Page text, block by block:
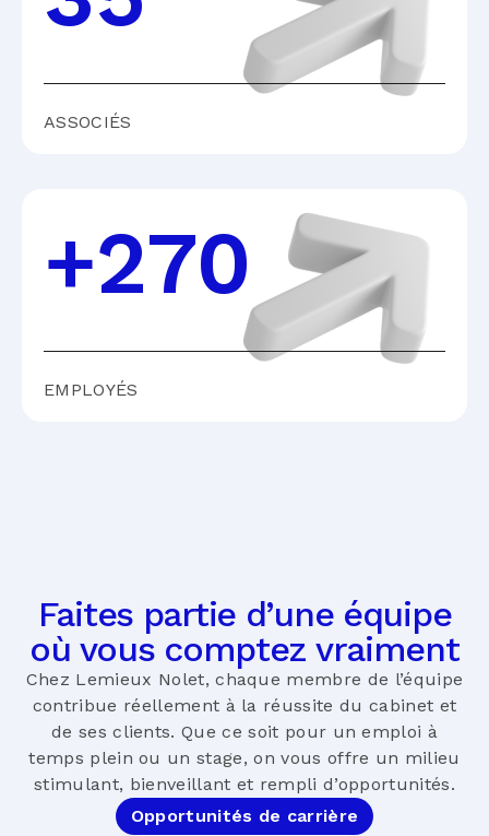
ASSOCIÉS
+270
EMPLOYÉS
Faites partie d’une équipe
où vous comptez vraiment
Chez Lemieux Nolet, chaque membre de l’équipe
contribue réellement à la réussite du cabinet et
de ses clients. Que ce soit pour un emploi à
temps plein ou un stage, on vous offre un milieu
stimulant, bienveillant et rempli d’opportunités.
Opportunités de carrière